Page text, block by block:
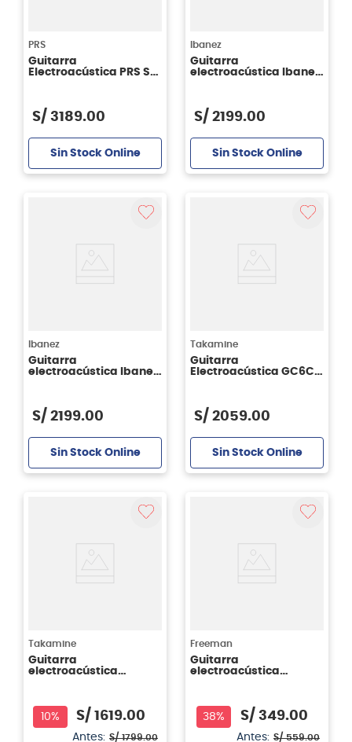
PRS
Guitarra
Electroacústica PRS SE
S/ 3189.00
Sin Stock Online
Ibanez
Guitarra
electroacústica Ibanez
S/ 2199.00
Sin Stock Online
Ibanez
Guitarra
electroacústica Ibanez
S/ 2199.00
Sin Stock Online
Takamine
Guitarra
Electroacústica GC6CE
S/ 2059.00
Sin Stock Online
Takamine
Guitarra
electroacústica
10% S/ 1619.00
Antes: S/ 1799.00
Freeman
Guitarra
electroacústica
38% S/ 349.00
Antes: S/ 559.00